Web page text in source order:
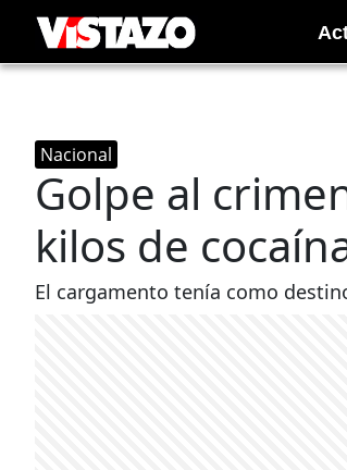
Nacional
Golpe al
kilos de
El cargamento tenía como